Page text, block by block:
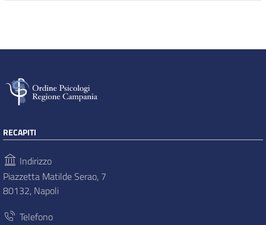
RECAPITI
Indirizzo
Piazzetta Matilde Serao, 7
80132, Napoli
Telefono